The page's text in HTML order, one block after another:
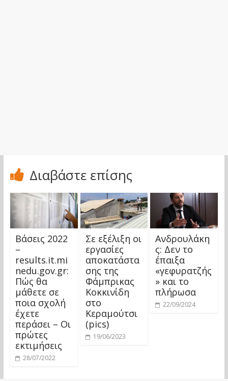
Διαβάστε επίσης
Βάσεις 2022
–
results.it.mi
nedu.gov.gr:
Πώς θα
μάθετε σε
ποια σχολή
έχετε
περάσει – Oι
πρώτες
εκτιμήσεις
28/07/2022
Σε εξέλιξη οι
εργασίες
αποκατάστα
σης της
Φάμπρικας
Κοκκινίδη
στο
Κεραμούτσι
(pics)
19/06/2023
Ανδρουλάκη
ς: Δεν το
έπαιξα
«γεφυρατζής
» και το
πλήρωσα
22/09/2024